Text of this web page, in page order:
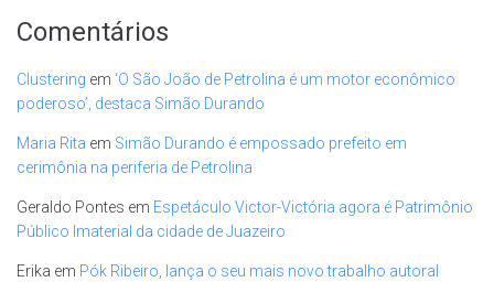
Comentários
Clustering em ‘O São João de Petrolina é um motor econômico
poderoso’, destaca Simão Durando
Maria Rita em Simão Durando é empossado prefeito em
cerimônia na periferia de Petrolina
Geraldo Pontes em Espetáculo Victor-Victória agora é Patrimônio
Público Imaterial da cidade de Juazeiro
Erika em Pók Ribeiro, lança o seu mais novo trabalho autoral